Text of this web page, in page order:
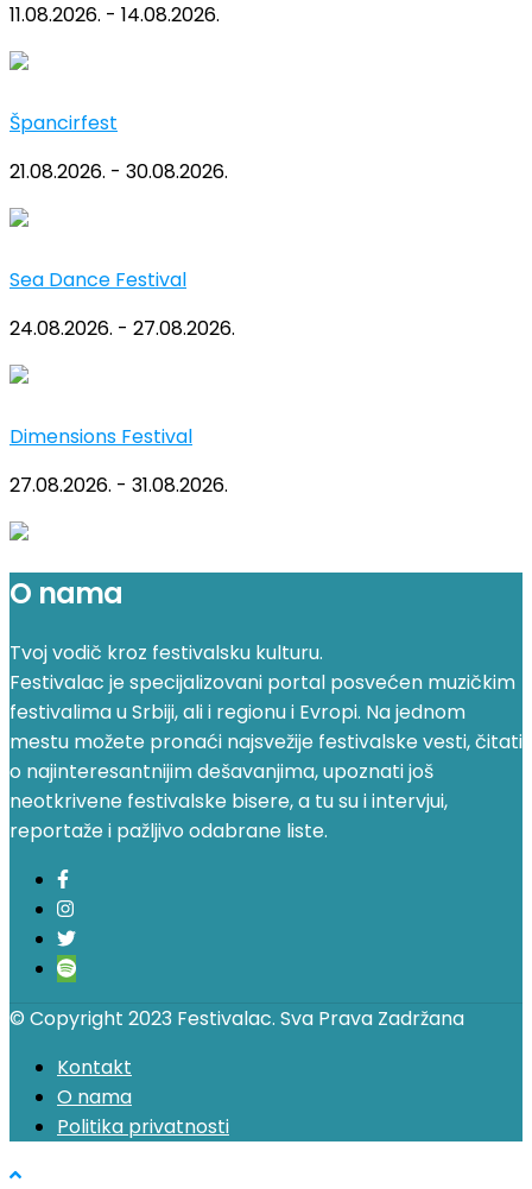
11.08.2026. - 14.08.2026.
Špancirfest
21.08.2026. - 30.08.2026.
Sea Dance Festival
24.08.2026. - 27.08.2026.
Dimensions Festival
27.08.2026. - 31.08.2026.
O nama
Tvoj vodič kroz festivalsku kulturu.
Festivalac je specijalizovani portal posvećen muzičkim
festivalima u Srbiji, ali i regionu i Evropi. Na jednom
mestu možete pronaći najsvežije festivalske vesti, čitati
o najinteresantnijim dešavanjima, upoznati još
neotkrivene festivalske bisere, a tu su i intervjui,
reportaže i pažljivo odabrane liste.
© Copyright 2023 Festivalac. Sva Prava Zadržana
Kontakt
O nama
Politika privatnosti